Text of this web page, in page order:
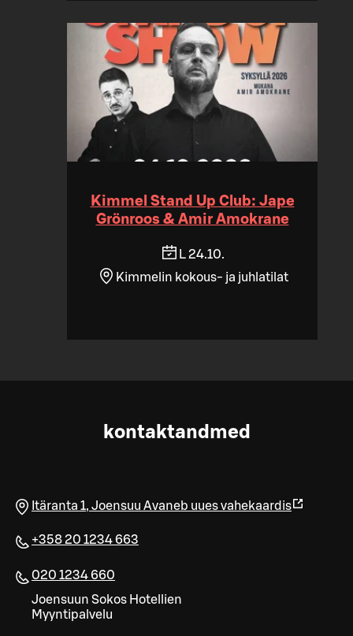
Kimmel Stand Up Club: Jape
Grönroos & Amir Amokrane
L 24.10.
Kimmelin kokous- ja juhlatilat
kontaktandmed
Itäranta 1, Joensuu Avaneb uues vahekaardis
+358 20 1234 663
020 1234 660
Joen­suun Sokos Ho­tel­lien
Myyn­ti­pal­ve­lu